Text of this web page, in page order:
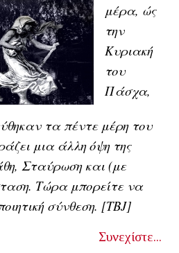
μέρα, ώς
την
Κυριακή
του
Πάσχα,
τα πέντε μέρη του
μια άλλη όψη της
Σταύρωση και (με
Τώρα μπορείτε να
σύνθεση. [ΤΒJ]
Συνεχίστε...